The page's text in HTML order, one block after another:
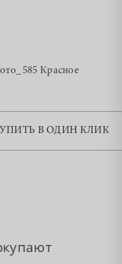
Красное
В ОДИН КЛИК